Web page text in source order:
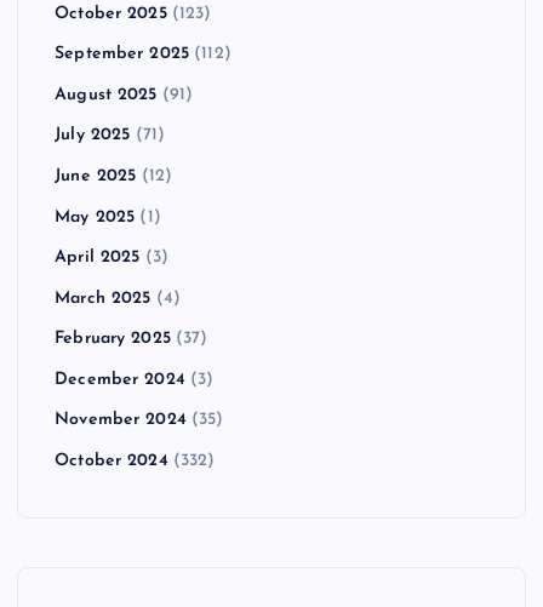
October 2025(123)
September 2025 (112)
August 2025 (91)
July 2025 (71)
June 2025 (12)
May 2025 (1)
April 2025 (3)
March 2025 (4)
February 2025(37)
December 2024 (3)
November 2024 (35)
October 2024 (332)